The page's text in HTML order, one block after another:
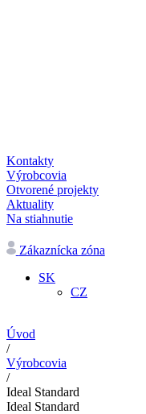
Kontakty
Výrobcovia
Otvorené projekty
Aktuality
Na stiahnutie
Zákaznícka zóna
SK
CZ
Úvod
/
Výrobcovia
/
Ideal Standard
Ideal Standard